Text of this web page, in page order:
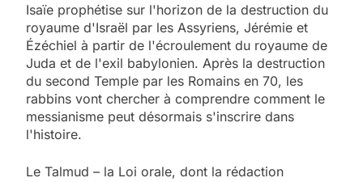
Isaïe prophétise sur l'horizon de la destruction du
royaume d'Israël par les Assyriens, Jérémie et
Ézéchiel à partir de l'écroulement du royaume de
Juda et de l'exil babylonien. Après la destruction
du second Temple par les Romains en 70, les
rabbins vont chercher à comprendre comment le
messianisme peut désormais s'inscrire dans
l'histoire.
Le Talmud – la Loi orale, dont la rédaction